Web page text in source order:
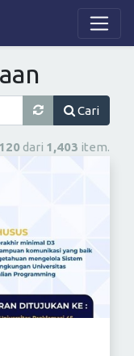
Cari
dari 1,403 item.